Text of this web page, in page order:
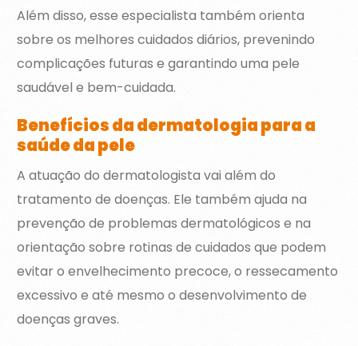
Além disso, esse especialista também orienta
sobre os melhores cuidados diários, prevenindo
complicações futuras e garantindo uma pele
saudável e bem-cuidada.
Benefícios da dermatologia para a
saúde da pele
A atuação do dermatologista vai além do
tratamento de doenças. Ele também ajuda na
prevenção de problemas dermatológicos e na
orientação sobre rotinas de cuidados que podem
evitar o envelhecimento precoce, o ressecamento
excessivo e até mesmo o desenvolvimento de
doenças graves.